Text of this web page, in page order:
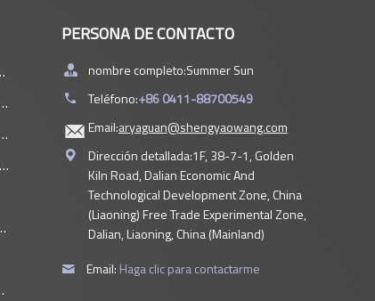
PERSONA DE CONTACTO
nombre completo:Summer Sun
Teléfono:+86 0411-88700549
Email:aryaguan@shengyaowang.com
Dirección detallada:1F, 38-7-1, Golden
Kiln Road, Dalian Economic And
Technological Development Zone, China
(Liaoning) Free Trade Experimental Zone,
Dalian, Liaoning, China (Mainland)
Email: Haga clic para contactarme